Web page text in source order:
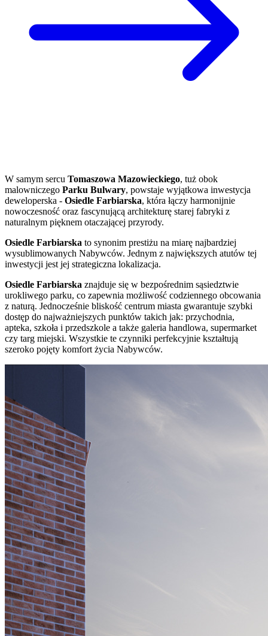
W samym sercu Tomaszowa Mazowieckiego, tuż obok
malowniczego Parku Bulwary, powstaje wyjątkowa inwestycja
deweloperska - Osiedle Farbiarska, która łączy harmonijnie
nowoczesność oraz fascynującą architekturę starej fabryki z
naturalnym pięknem otaczającej przyrody.
Osiedle Farbiarska to synonim prestiżu na miarę najbardziej
wysublimowanych Nabywców. Jednym z największych atutów tej
inwestycji jest jej strategiczna lokalizacja.
Osiedle Farbiarska znajduje się w bezpośrednim sąsiedztwie
urokliwego parku, co zapewnia możliwość codziennego obcowania
z naturą. Jednocześnie bliskość centrum miasta gwarantuje szybki
dostęp do najważniejszych punktów takich jak: przychodnia,
apteka, szkoła i przedszkole a także galeria handlowa, supermarket
czy targ miejski. Wszystkie te czynniki perfekcyjnie kształtują
szeroko pojęty komfort życia Nabywców.